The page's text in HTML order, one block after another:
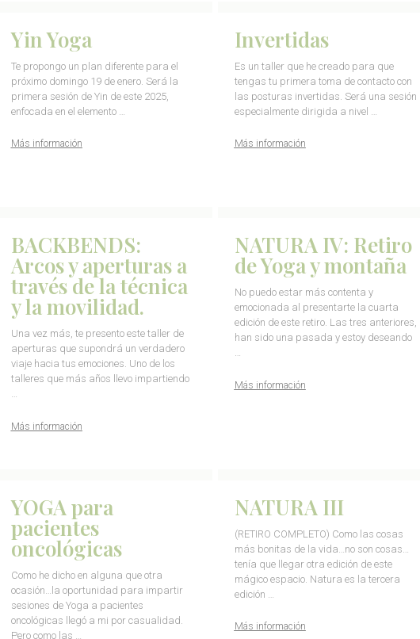
Yin Yoga
Te propongo un plan diferente para el
próximo domingo 19 de enero. Será la
primera sesión de Yin de este 2025,
enfocada en el elemento …
Más información
Invertidas
Es un taller que he creado para que
tengas tu primera toma de contacto con
las posturas invertidas. Será una sesión
especialmente dirigida a nivel …
Más información
BACKBENDS:
Arcos y aperturas a
través de la técnica
y la movilidad.
Una vez más, te presento este taller de
aperturas que supondrá un verdadero
viaje hacia tus emociones. Uno de los
talleres que más años llevo impartiendo
…
Más información
NATURA IV: Retiro
de Yoga y montaña
No puedo estar más contenta y
emocionada al presentarte la cuarta
edición de este retiro. Las tres anteriores,
han sido una pasada y estoy deseando
…
Más información
YOGA para
pacientes
oncológicas
Como he dicho en alguna que otra
ocasión…la oportunidad para impartir
sesiones de Yoga a pacientes
oncológicas llegó a mi por casualidad.
Pero como las …
NATURA III
(RETIRO COMPLETO) Como las cosas
más bonitas de la vida…no son cosas…
tenía que llegar otra edición de este
mágico espacio. Natura es la tercera
edición …
Más información